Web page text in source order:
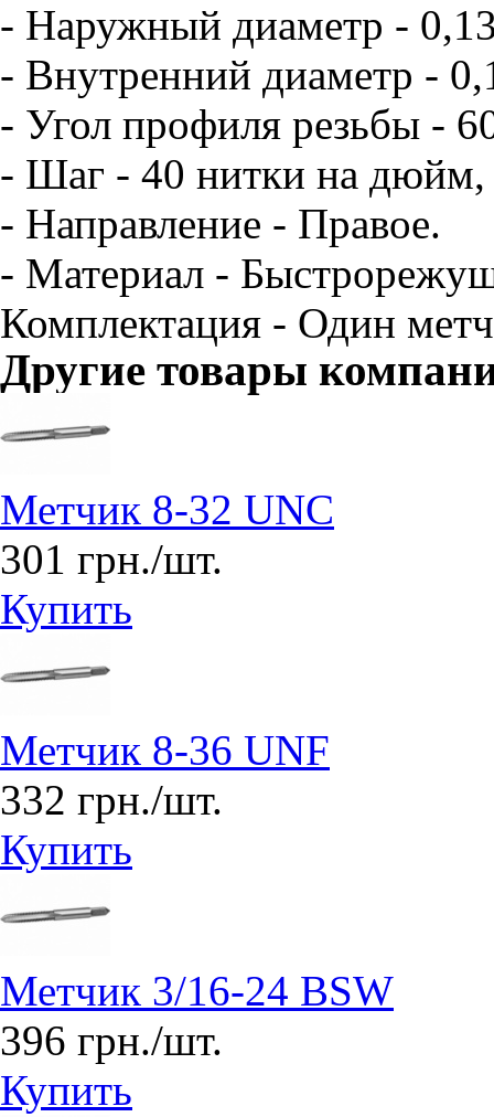
- Наружный диаметр -
- Внутренний диаметр -
- Угол профиля резьбы -
- Шаг - 40 нитки на
- Направление - Правое.
- Материал -
Комплектация - Один
Другие товары
Метчик 8-32 UNC
301 грн./шт.
Купить
Метчик 8-36 UNF
332 грн./шт.
Купить
Метчик 3/16-24 BSW
396 грн./шт.
Купить